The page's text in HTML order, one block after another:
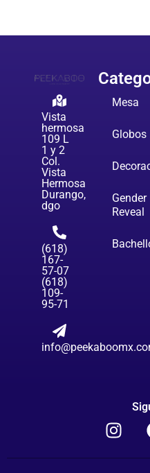
Vista
hermosa
109 L
1 y 2
Col.
Vista
Hermosa
Durango,
dgo
(618)
167-
57-07
(618)
109-
95-71
Mesa
Globos
Gender
Reveal